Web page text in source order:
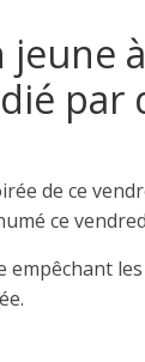
par
de ce
ce